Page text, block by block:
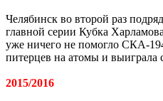
Челябинск во второй раз
главной серии Кубка
уже ничего не помогло СКА-
питерцев на атомы и выиграла
2015/2016